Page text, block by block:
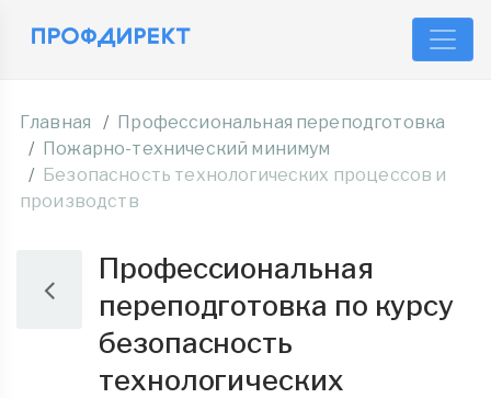
Главная
Профессиональная переподготовка
Пожарно-технический минимум
Безопасность технологических процессов и
производств
Профессиональная
переподготовка по курсу
безопасность
технологических